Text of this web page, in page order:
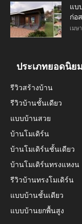
แบ
ก่อ
เมษ
ประเภทยอดนิยม
รีวิวสร้างบ้าน
รีวิวบ้านชั้นเดียว
แบบบ้านสวย
บ้านโมเดิร์น
บ้านโมเดิร์นชั้นเดียว
บ้านโมเดิร์นทรงแหงน
รีวิวบ้านทรงโมเดิร์น
แบบบ้านชั้นเดียว
แบบบ้านยกพื้นสูง